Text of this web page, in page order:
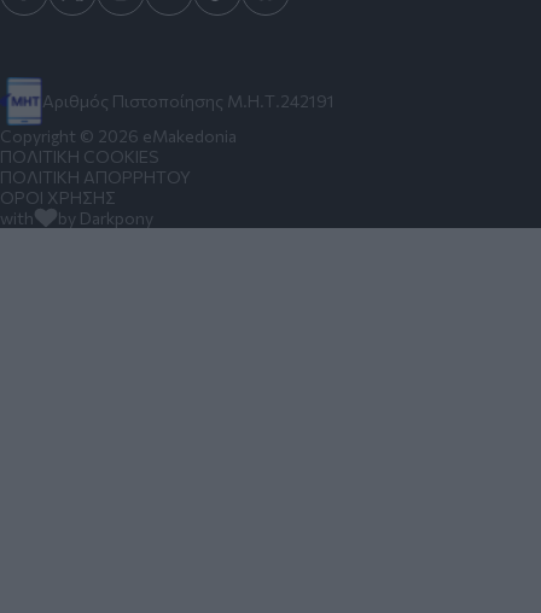
Αριθμός Πιστοποίησης Μ.Η.Τ.242191
Copyright © 2026 eMakedonia
ΠΟΛΙΤΙΚΗ COOKIES
ΠΟΛΙΤΙΚΗ ΑΠΟΡΡΗΤΟΥ
ΟΡΟΙ ΧΡΗΣΗΣ
with
by Darkpony